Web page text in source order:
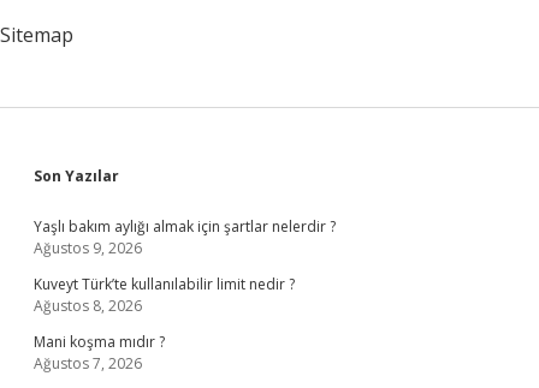
Sitemap
Sidebar
Son Yazılar
Yaşlı bakım aylığı almak için şartlar nelerdir ?
Ağustos 9, 2026
Kuveyt Türk’te kullanılabilir limit nedir ?
Ağustos 8, 2026
Mani koşma mıdır ?
Ağustos 7, 2026